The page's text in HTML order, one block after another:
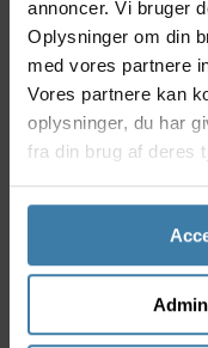
annoncer. Vi bruger
Oplysninger om din
med vores partnere
Vores partnere kan
oplysninger, du har
fra din brug af deres
Velegnet til
Anvendelse
EVOC Transport
cykelryttere, der
deres racercykel
hverdagens
eller deltager i
sindet, så du ikke
nemt at bruge,
dig, der prioriterer
betjening.